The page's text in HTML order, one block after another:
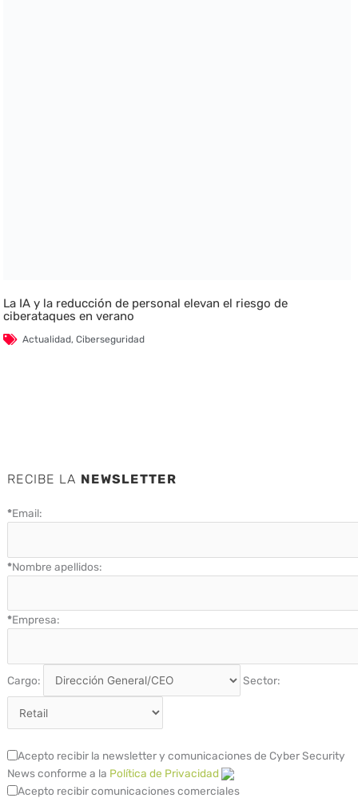
La IA y la reducción de personal elevan el riesgo de
ciberataques en verano
Actualidad,Ciberseguridad
RECIBE LA NEWSLETTER
*Email:
*Nombre apellidos:
*Empresa:
Cargo: Sector:
Acepto recibir la newsletter y comunicaciones de Cyber Security
News conforme a la Política de Privacidad
Acepto recibir comunicaciones comerciales